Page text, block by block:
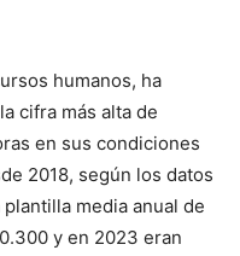
humanos, ha
cifra más alta de
en sus condiciones
2018, según los datos
media anual de
y en 2023 eran